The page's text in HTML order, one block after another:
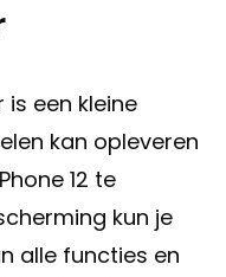
een kleine
kan opleveren
12 te
kun je
alle functies en